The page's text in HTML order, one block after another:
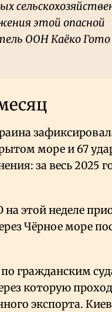
этой опасной
ООН Каёко Гото
море и 67
за весь 2025
на этой неделе
Чёрное море
гражданским
которую
экспорта.